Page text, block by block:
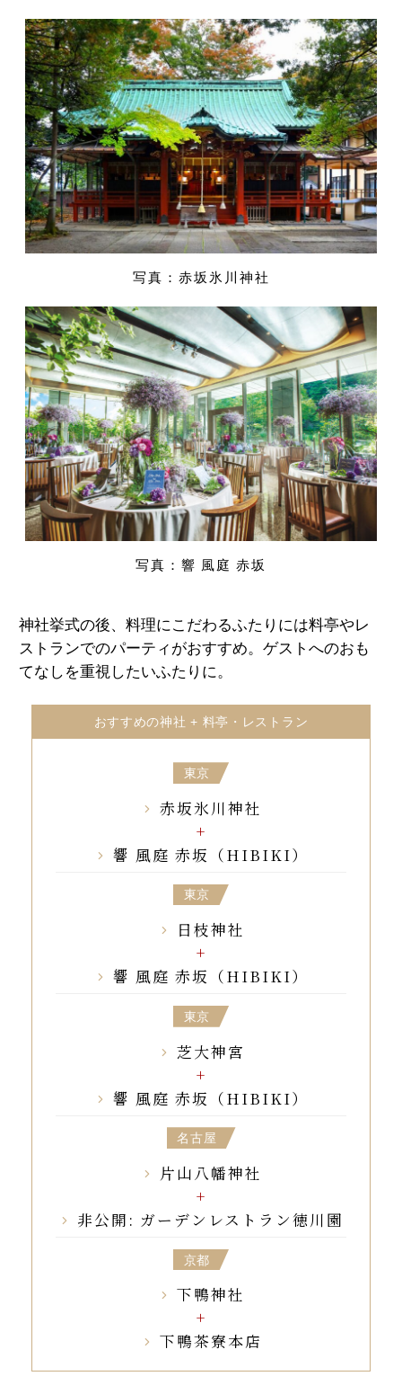
写真：赤坂氷川神社
写真：響 風庭 赤坂
神社挙式の後、料理にこだわるふたりには料亭やレ
ストランでのパーティがおすすめ。ゲストへのおも
てなしを重視したいふたりに。
おすすめの神社 + 料亭・レストラン
東京
赤坂氷川神社
響 風庭 赤坂（HIBIKI）
東京
日枝神社
響 風庭 赤坂（HIBIKI）
東京
芝大神宮
響 風庭 赤坂（HIBIKI）
名古屋
片山八幡神社
非公開: ガーデンレストラン徳川園
京都
下鴨神社
下鴨茶寮本店